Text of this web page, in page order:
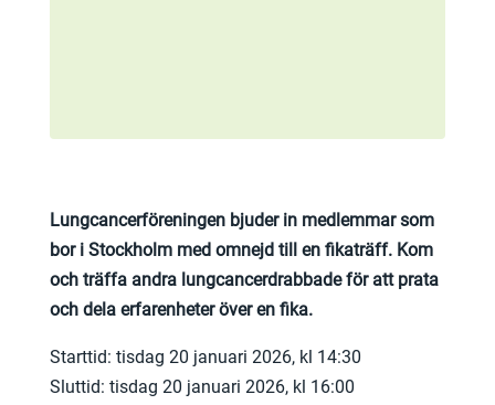
Lungcancerföreningen bjuder in medlemmar som
bor i Stockholm med omnejd till en fikaträff. Kom
och träffa andra lungcancerdrabbade för att prata
och dela erfarenheter över en fika.
Starttid: tisdag 20 januari 2026, kl 14:30
Sluttid: tisdag 20 januari 2026, kl 16:00